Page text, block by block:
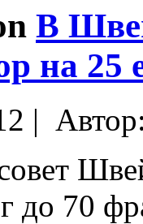
В
на 25
|
до 70